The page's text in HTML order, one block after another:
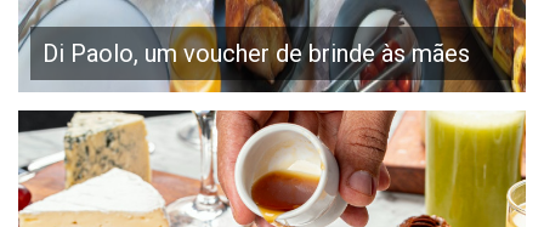
Di Paolo, um voucher de brinde às mães